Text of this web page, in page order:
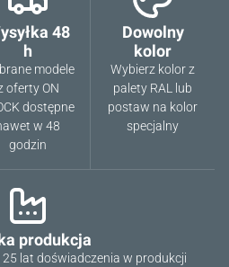
48
h
modele
oferty ON
dostępne
w 48
godzin
Dowolny
kolor
Wybierz kolor z
palety RAL lub
postaw na kolor
specjalny
produkcja
lat doświadczenia w produkcji